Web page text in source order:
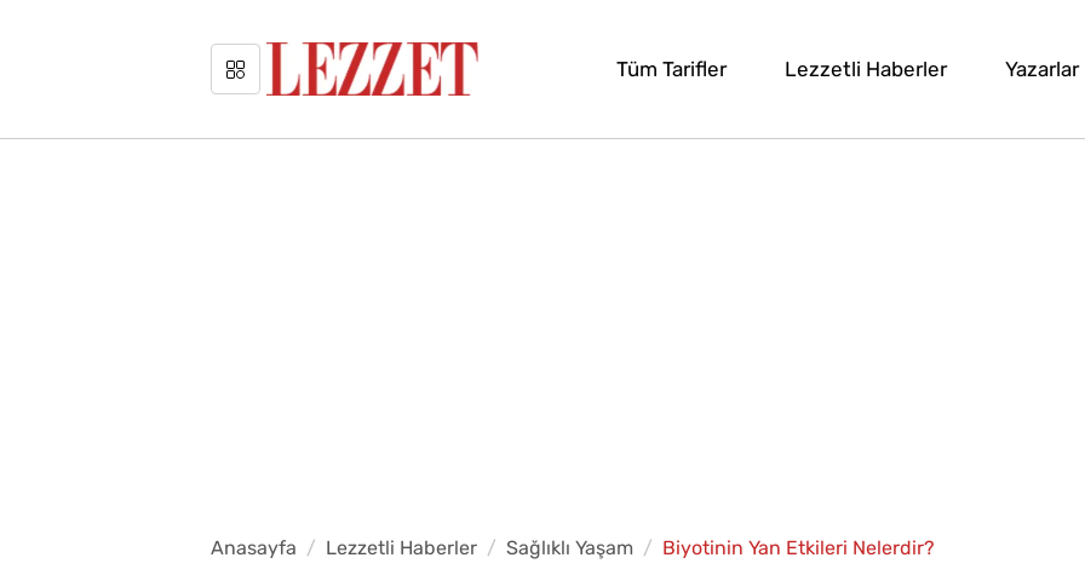
Tüm Tarifler Lezzetli Haberler Yazarlar
Anasayfa Lezzetli Haberler Sağlıklı Yaşam Biyotinin Yan Etkileri Nelerdir?